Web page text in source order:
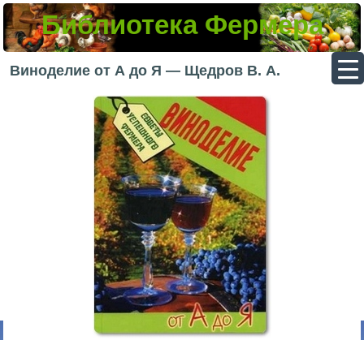
Библиотека Фермера
Виноделие от А до Я — Щедров В. А.